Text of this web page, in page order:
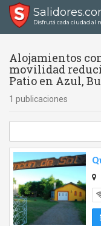
Disfrutá cada ciudad al
Alojamientos
movilidad
Patio en Azul,
1 publicaciones